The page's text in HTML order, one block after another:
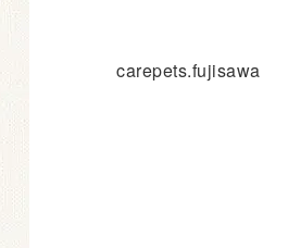
carepets.fujisawa